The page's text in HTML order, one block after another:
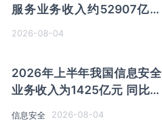
服务业务收入约52907亿元
2026-08-04
2026年上半年我国信息安全
业务收入为1425亿元 同比增
信息安全 2026-08-04